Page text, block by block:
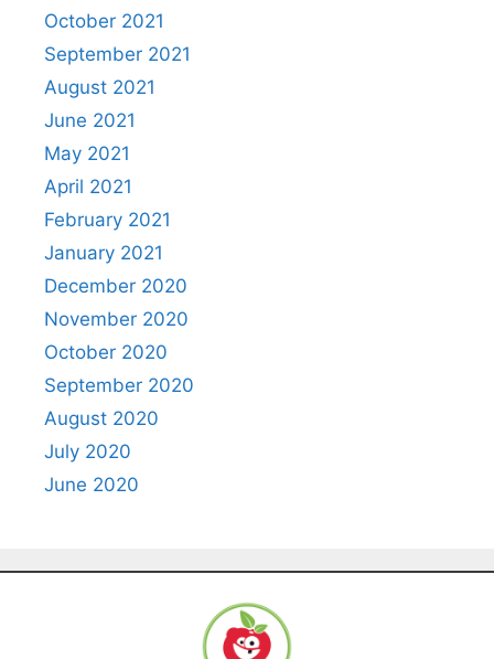
October 2021
September 2021
August 2021
June 2021
May 2021
April 2021
February 2021
January 2021
December 2020
November 2020
October 2020
September 2020
August 2020
July 2020
June 2020